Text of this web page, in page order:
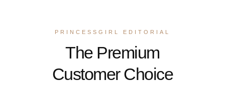
PRINCESSGIRL EDITORIAL
The Premium
Customer Choice